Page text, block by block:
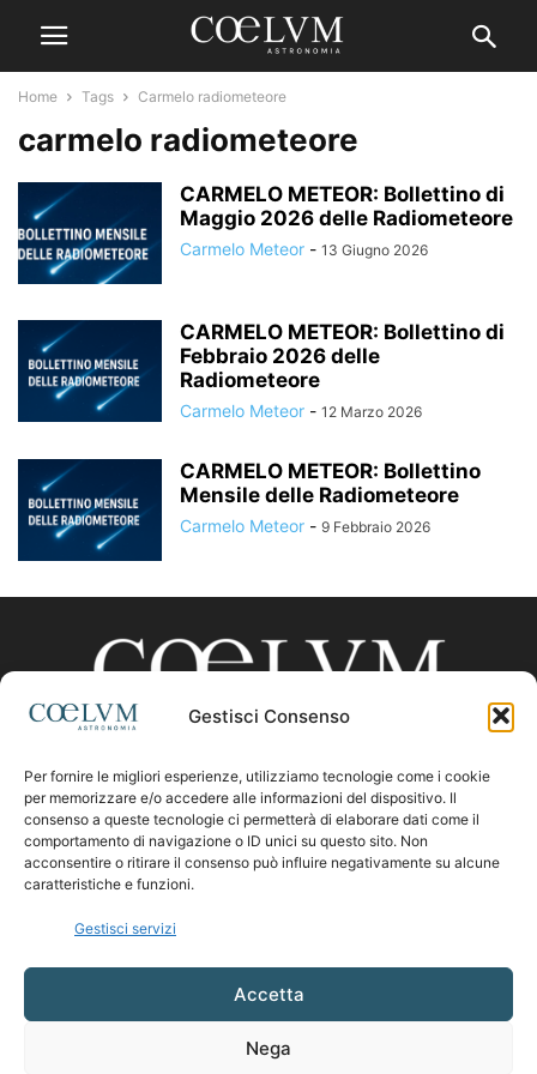
Gestisci Consenso
Per fornire le migliori esperienze, utilizziamo tecnologie come i cookie
per memorizzare e/o accedere alle informazioni del dispositivo. Il
consenso a queste tecnologie ci permetterà di elaborare dati come il
comportamento di navigazione o ID unici su questo sito. Non
acconsentire o ritirare il consenso può influire negativamente su alcune
caratteristiche e funzioni.
Gestisci servizi
Accetta
Nega
Home Tags Carmelo radiometeore
carmelo radiometeore
CARMELO METEOR: Bollettino di
Maggio 2026 delle Radiometeore
Carmelo Meteor - 13 Giugno 2026
CARMELO METEOR: Bollettino di
Febbraio 2026 delle
Radiometeore
Carmelo Meteor - 12 Marzo 2026
CARMELO METEOR: Bollettino
Mensile delle Radiometeore
Carmelo Meteor - 9 Febbraio 2026
CHI SIAMO
Contattaci:coelumastro@coelum.com